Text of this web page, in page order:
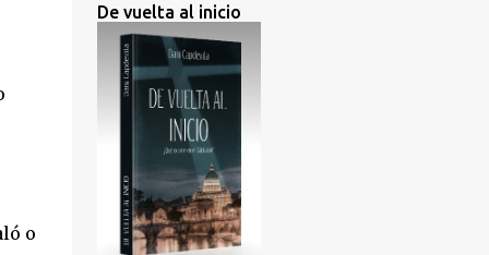
o
De vuelta al inicio